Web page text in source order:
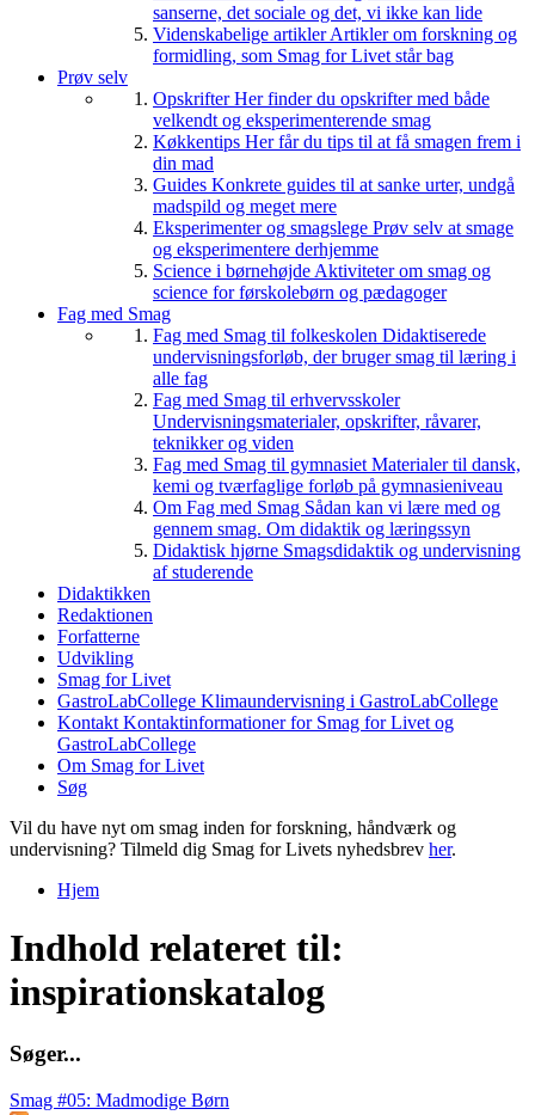
sanserne, det sociale og det, vi ikke kan lide
Videnskabelige artiklerArtikler om forskning og
formidling, som Smag for Livet står bag
Prøv selv
OpskrifterHer finder du opskrifter med både
velkendt og eksperimenterende smag
Køkkentips Her får du tips til at få smagen frem i
din mad
Guides Konkrete guides til at sanke urter, undgå
madspild og meget mere
Eksperimenter og smagslege Prøv selv at smage
og eksperimentere derhjemme
Science i børnehøjde Aktiviteter om smag og
science for førskolebørn og pædagoger
Fag med Smag
Fag med Smag til folkeskolen Didaktiserede
undervisningsforløb, der bruger smag til læring i
alle fag
Fag med Smag til erhvervsskoler
Undervisningsmaterialer, opskrifter, råvarer,
teknikker og viden
Fag med Smag til gymnasiet Materialer til dansk,
kemi og tværfaglige forløb på gymnasieniveau
Om Fag med Smag Sådan kan vi lære med og
gennem smag. Om didaktik og læringssyn
Didaktisk hjørne Smagsdidaktik og undervisning
af studerende
Didaktikken
Redaktionen
Forfatterne
Udvikling
Smag for Livet
GastroLabCollege Klimaundervisning i GastroLabCollege
Kontakt Kontaktinformationer for Smag for Livet og
GastroLabCollege
Om Smag for Livet
Søg
Vil du have nyt om smag inden for forskning, håndværk og
undervisning? Tilmeld dig Smag for Livets nyhedsbrev her.
Hjem
Indhold relateret til:
inspirationskatalog
Søger...
Smag #05: Madmodige Børn